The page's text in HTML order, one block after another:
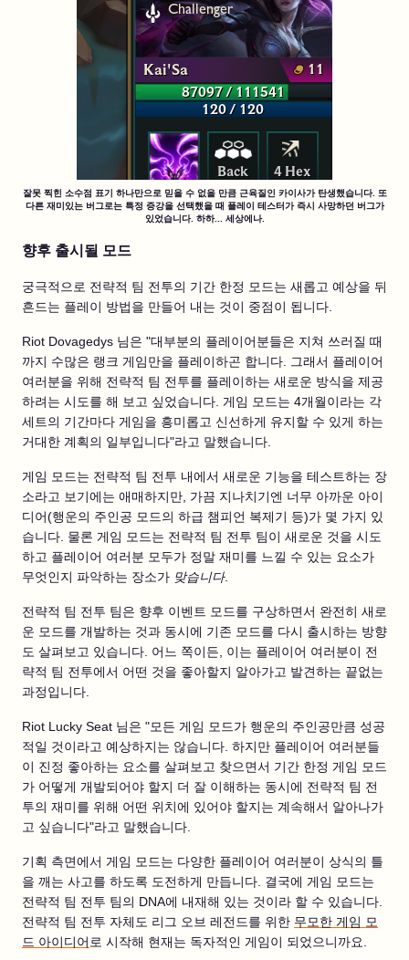
잘못 찍힌 소수점 표기 하나만으로 믿을 수 없을 만큼 근육질인 카이사가 탄생했습니다. 또
다른 재미있는 버그로는 특정 증강을 선택했을 때 플레이 테스터가 즉시 사망하던 버그가
있었습니다. 하하... 세상에나.
향후 출시될 모드
궁극적으로 전략적 팀 전투의 기간 한정 모드는 새롭고 예상을 뒤
흔드는 플레이 방법을 만들어 내는 것이 중점이 됩니다.
Riot Dovagedys 님은 "대부분의 플레이어분들은 지쳐 쓰러질 때
까지 수많은 랭크 게임만을 플레이하곤 합니다. 그래서 플레이어
여러분을 위해 전략적 팀 전투를 플레이하는 새로운 방식을 제공
하려는 시도를 해 보고 싶었습니다. 게임 모드는 4개월이라는 각
세트의 기간마다 게임을 흥미롭고 신선하게 유지할 수 있게 하는
거대한 계획의 일부입니다"라고 말했습니다.
게임 모드는 전략적 팀 전투 내에서 새로운 기능을 테스트하는 장
소라고 보기에는 애매하지만, 가끔 지나치기엔 너무 아까운 아이
디어(행운의 주인공 모드의 하급 챔피언 복제기 등)가 몇 가지 있
습니다. 물론 게임 모드는 전략적 팀 전투 팀이 새로운 것을 시도
하고 플레이어 여러분 모두가 정말 재미를 느낄 수 있는 요소가
무엇인지 파악하는 장소가 맞습니다.
전략적 팀 전투 팀은 향후 이벤트 모드를 구상하면서 완전히 새로
운 모드를 개발하는 것과 동시에 기존 모드를 다시 출시하는 방향
도 살펴보고 있습니다. 어느 쪽이든, 이는 플레이어 여러분이 전
략적 팀 전투에서 어떤 것을 좋아할지 알아가고 발견하는 끝없는
과정입니다.
Riot Lucky Seat 님은 "모든 게임 모드가 행운의 주인공만큼 성공
적일 것이라고 예상하지는 않습니다. 하지만 플레이어 여러분들
이 진정 좋아하는 요소를 살펴보고 찾으면서 기간 한정 게임 모드
가 어떻게 개발되어야 할지 더 잘 이해하는 동시에 전략적 팀 전
투의 재미를 위해 어떤 위치에 있어야 할지는 계속해서 알아나가
고 싶습니다"라고 말했습니다.
기획 측면에서 게임 모드는 다양한 플레이어 여러분이 상식의 틀
을 깨는 사고를 하도록 도전하게 만듭니다. 결국에 게임 모드는
전략적 팀 전투 팀의 DNA에 내재해 있는 것이라 할 수 있습니다.
전략적 팀 전투 자체도 리그 오브 레전드를 위한 무모한 게임 모
드 아이디어로 시작해 현재는 독자적인 게임이 되었으니까요.